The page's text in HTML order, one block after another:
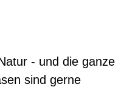
- und die ganze
sind gerne